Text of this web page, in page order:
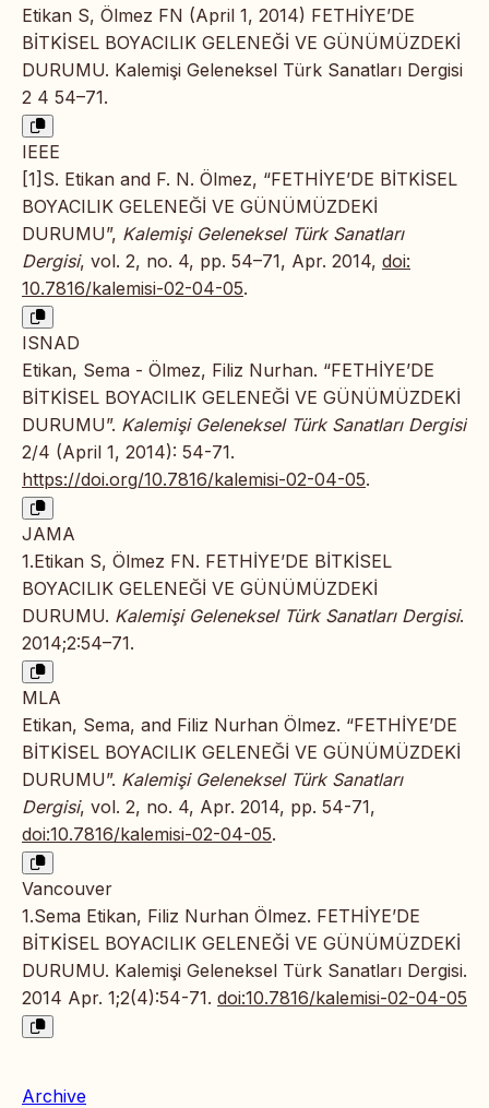
Etikan S, Ölmez FN (April 1, 2014) FETHİYE’DE
BİTKİSEL BOYACILIK GELENEĞİ VE GÜNÜMÜZDEKİ
DURUMU. Kalemişi Geleneksel Türk Sanatları Dergisi
2 4 54–71.
IEEE
[1]S. Etikan and F. N. Ölmez, “FETHİYE’DE BİTKİSEL
BOYACILIK GELENEĞİ VE GÜNÜMÜZDEKİ
DURUMU”, Kalemişi Geleneksel Türk Sanatları
Dergisi, vol. 2, no. 4, pp. 54–71, Apr. 2014, doi:
10.7816/kalemisi-02-04-05.
ISNAD
Etikan, Sema - Ölmez, Filiz Nurhan. “FETHİYE’DE
BİTKİSEL BOYACILIK GELENEĞİ VE GÜNÜMÜZDEKİ
DURUMU”. Kalemişi Geleneksel Türk Sanatları Dergisi
2/4 (April 1, 2014): 54-71.
https://doi.org/10.7816/kalemisi-02-04-05.
JAMA
1.Etikan S, Ölmez FN. FETHİYE’DE BİTKİSEL
BOYACILIK GELENEĞİ VE GÜNÜMÜZDEKİ
DURUMU. Kalemişi Geleneksel Türk Sanatları Dergisi.
2014;2:54–71.
MLA
Etikan, Sema, and Filiz Nurhan Ölmez. “FETHİYE’DE
BİTKİSEL BOYACILIK GELENEĞİ VE GÜNÜMÜZDEKİ
DURUMU”. Kalemişi Geleneksel Türk Sanatları
Dergisi, vol. 2, no. 4, Apr. 2014, pp. 54-71,
doi:10.7816/kalemisi-02-04-05.
Vancouver
1.Sema Etikan, Filiz Nurhan Ölmez. FETHİYE’DE
BİTKİSEL BOYACILIK GELENEĞİ VE GÜNÜMÜZDEKİ
DURUMU. Kalemişi Geleneksel Türk Sanatları Dergisi.
2014 Apr. 1;2(4):54-71. doi:10.7816/kalemisi-02-04-05
Archive